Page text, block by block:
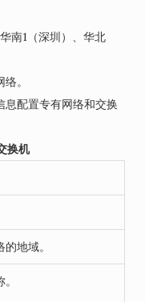
南1（深圳）、华北
络。
息配置专有网络和交换
换机
地域。